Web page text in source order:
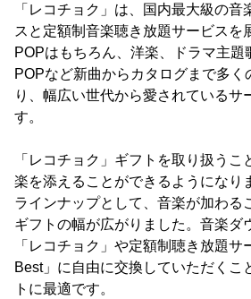
「レコチョク」は、国内最大級の
スと定額制音楽聴き放題サービスを
POPはもちろん、洋楽、ドラマ主題
POPなど新曲からカタログまで多く
り、幅広い世代から愛されているサ
す。
「レコチョク」ギフトを取り扱う
楽を添えることができるようになり
ラインナップとして、音楽が加わる
ギフトの幅が広がりました。音楽ダ
「レコチョク」や定額制聴き放題サ
Best」に自由に交換していただくこ
トに最適です。